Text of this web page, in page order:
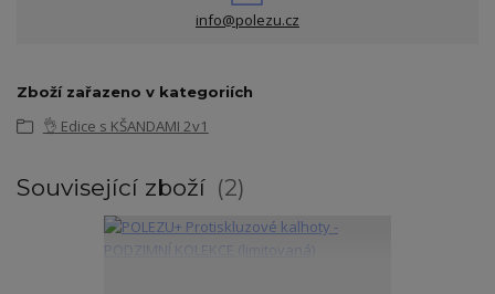
info@polezu.cz
Zboží zařazeno v kategoriích
👌 Edice s KŠANDAMI 2v1
Související zboží 2